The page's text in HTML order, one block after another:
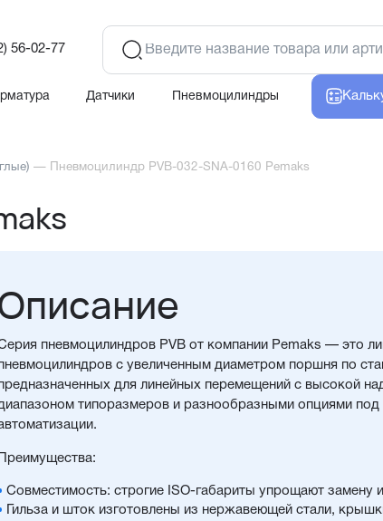
56-02-77
Датчики Пневмоцилиндры
— Пневмоцилиндр PVB-032-SNA-0160 Pemaks
пневмоцилиндров PVB от компании Pemaks — это
с увеличенным диаметром поршня по
для линейных перемещений с высокой
типоразмеров и разнообразными опциями под
Преимущества:
Совместимость: строгие ISO-габариты упрощают замену
Гильза и шток изготовлены из нержавеющей стали,